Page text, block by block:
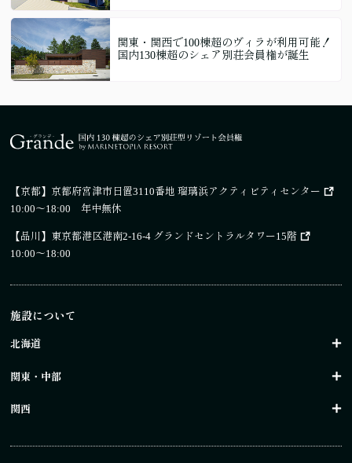
関東・関西で100棟超のヴィラが利用可能！
国内130棟超のシェア別荘会員権が誕生
【京都】 京都府宮津市日置3110番地 瑠璃浜アクティビティセンター
10:00～18:00 年中無休
【品川】 東京都港区港南2-16-4 グランドセントラルタワー15階
10:00～18:00
施設について
北海道
関東・中部
関西